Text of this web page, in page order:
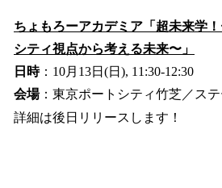
ちょもろーアカデミア「超未来学
シティ視点から考える未来〜」
日時：10月13日(日), 11:30-12:30
会場：東京ポートシティ竹芝／ス
詳細は後日リリースします！